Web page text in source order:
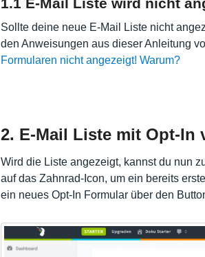
Sollte deine neue E-Mail Liste nicht
den Anweisungen aus dieser Anleitung
Formularen nicht angezeigt! Warum?
2. E-Mail Liste mit Opt-In
Wird die Liste angezeigt, kannst du nun
auf das Zahnrad-Icon, um ein bereits
ein neues Opt-In Formular über den